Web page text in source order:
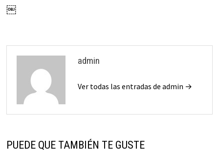
￼
admin
Ver todas las entradas de admin →
PUEDE QUE TAMBIÉN TE GUSTE